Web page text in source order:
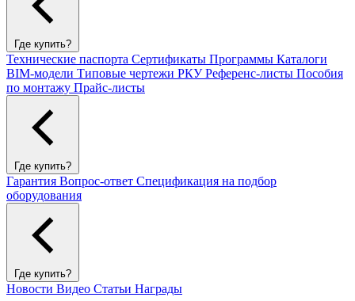
Где купить?
Технические паспорта Сертификаты Программы Каталоги
BIM-модели Типовые чертежи РКУРеференс-листы Пособия
по монтажу Прайс-листы
Где купить?
Гарантия Вопрос-ответ Спецификация на подбор
оборудования
Где купить?
Новости Видео Статьи Награды